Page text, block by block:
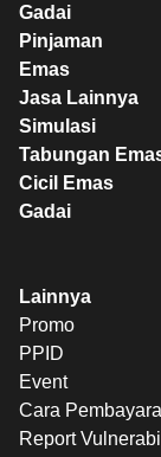
Gadai
Pinjaman
Emas
Jasa Lainnya
Simulasi
Tabungan
Cicil Emas
Gadai
Lainnya
Promo
PPID
Event
Cara
Report